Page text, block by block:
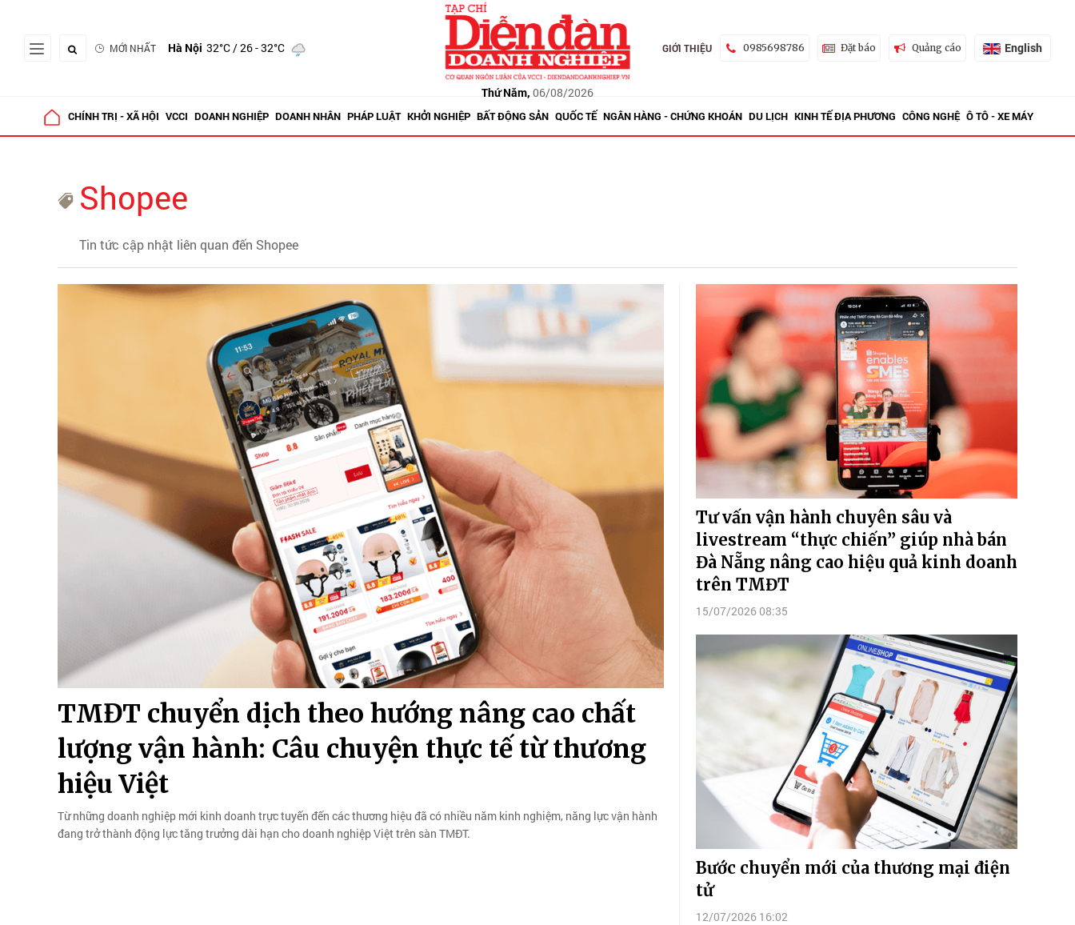
MỚI NHẤT Hà Nội 32°C/ 26 - 32°C
Thứ Năm, 06/08/2026
GIỚI THIỆU 0985698786 Đặt báo Quảng cáo English
CHÍNH TRỊ - XÃ HỘI VCCI DOANH NGHIỆP DOANH NHÂN PHÁP LUẬT KHỞI NGHIỆP BẤT ĐỘNG SẢN QUỐC TẾ NGÂN HÀNG - CHỨNG KHOÁN DU LỊCH KINH TẾ ĐỊA PHƯƠNG CÔNG NGHỆ Ô TÔ - XE MÁY
Shopee
Tin tức cập nhật liên quan đến Shopee
TMĐT chuyển dịch theo hướng nâng cao chất
lượng vận hành: Câu chuyện thực tế từ thương
hiệu Việt
Từ những doanh nghiệp mới kinh doanh trực tuyến đến các thương hiệu đã có nhiều năm kinh nghiệm, năng lực vận hành
đang trở thành động lực tăng trưởng dài hạn cho doanh nghiệp Việt trên sàn TMĐT.
Tư vấn vận hành chuyên sâu và
livestream “thực chiến” giúp nhà bán
Đà Nẵng nâng cao hiệu quả kinh doanh
trên TMĐT
15/07/2026 08:35
Bước chuyển mới của thương mại điện
tử
12/07/2026 16:02